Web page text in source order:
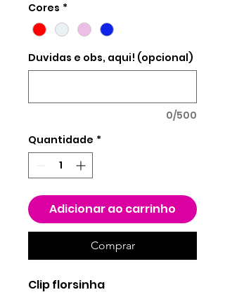
Cores *
Duvidas e obs, aqui! (opcional)
0/500
Quantidade *
Adicionar ao carrinho
Comprar
Clip florsinha